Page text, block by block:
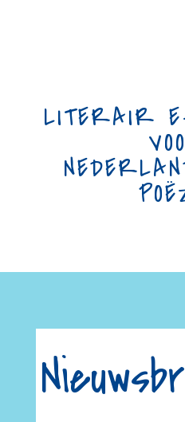
LITERAIR